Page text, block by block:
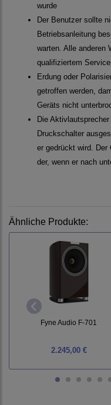
wurde
Der Benutzer sollte
Betriebsanleitung
warten. Alle anderen
qualifiziertem
Erdung oder
getroffen werden,
Geräts nicht
Die
Druckschalter
er gedrückt wird. Der
der, wenn er nach
Ähnliche Produkte:
Fyne Audio F-701
2.245,00 €